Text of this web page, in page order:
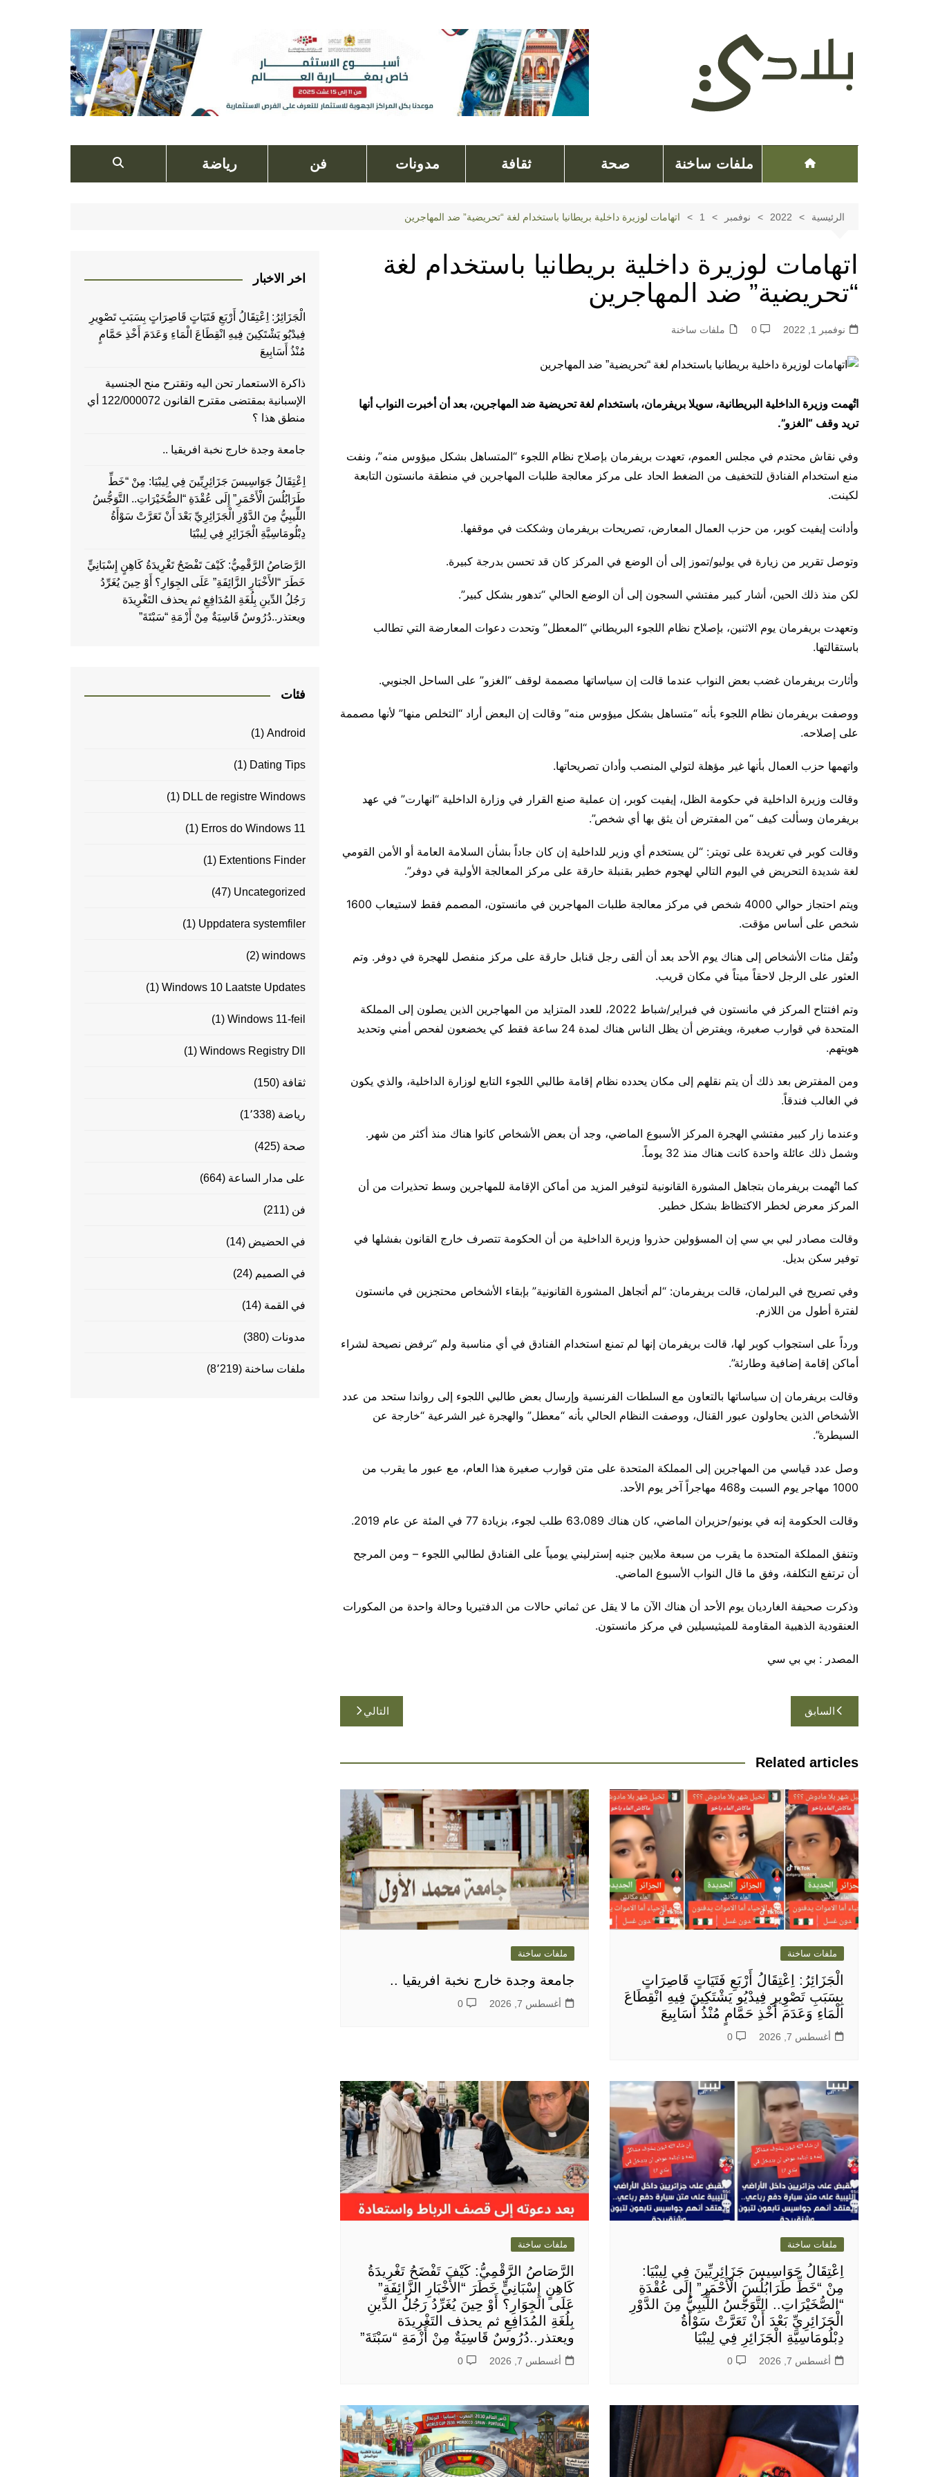
ملفات ساخنة صحة ثقافة مدونات فن رياضة
الرئيسية 2022 نوفمبر 1 اتهامات لوزيرة داخلية بريطانيا باستخدام لغة “تحريضية” ضد المهاجرين
اتهامات لوزيرة داخلية بريطانيا باستخدام لغة
“تحريضية” ضد المهاجرين
نوفمبر 1, 2022 0 ملفات ساخنة
اتُهمت وزيرة الداخلية البريطانية، سويلا بريفرمان، باستخدام لغة تحريضية ضد المهاجرين، بعد أن أخبرت النواب أنها
تريد وقف “الغزو”.
وفي نقاش محتدم في مجلس العموم، تعهدت بريفرمان بإصلاح نظام اللجوء “المتساهل بشكل ميؤوس منه”، ونفت
منع استخدام الفنادق للتخفيف من الضغط الحاد على مركز معالجة طلبات المهاجرين في منطقة مانستون التابعة
لكينت.
وأدانت إيفيت كوبر، من حزب العمال المعارض، تصريحات بريفرمان وشككت في موقفها.
وتوصل تقرير من زيارة في يوليو/تموز إلى أن الوضع في المركز كان قد تحسن بدرجة كبيرة.
لكن منذ ذلك الحين، أشار كبير مفتشي السجون إلى أن الوضع الحالي “تدهور بشكل كبير”.
وتعهدت بريفرمان يوم الاثنين، بإصلاح نظام اللجوء البريطاني “المعطل” وتحدت دعوات المعارضة التي تطالب
باستقالتها.
وأثارت بريفرمان غضب بعض النواب عندما قالت إن سياساتها مصممة لوقف “الغزو” على الساحل الجنوبي.
ووصفت بريفرمان نظام اللجوء بأنه “متساهل بشكل ميؤوس منه” وقالت إن البعض أراد “التخلص منها” لأنها مصممة
على إصلاحه.
واتهمها حزب العمال بأنها غير مؤهلة لتولي المنصب وأدان تصريحاتها.
وقالت وزيرة الداخلية في حكومة الظل، إيفيت كوبر، إن عملية صنع القرار في وزارة الداخلية “انهارت” في عهد
بريفرمان وسألت كيف “من المفترض أن يثق بها أي شخص”.
وقالت كوبر في تغريدة على تويتر: “لن يستخدم أي وزير للداخلية إن كان جاداً بشأن السلامة العامة أو الأمن القومي
لغة شديدة التحريض في اليوم التالي لهجوم خطير بقنبلة حارقة على مركز المعالجة الأولية في دوفر”.
ويتم احتجاز حوالي 4000 شخص في مركز معالجة طلبات المهاجرين في مانستون، المصمم فقط لاستيعاب 1600
شخص على أساس مؤقت.
ونُقل مئات الأشخاص إلى هناك يوم الأحد بعد أن ألقى رجل قنابل حارقة على مركز منفصل للهجرة في دوفر. وتم
العثور على الرجل لاحقاً ميتاً في مكان قريب.
وتم افتتاح المركز في مانستون في فبراير/شباط 2022، للعدد المتزايد من المهاجرين الذين يصلون إلى المملكة
المتحدة في قوارب صغيرة، ويفترض أن يظل الناس هناك لمدة 24 ساعة فقط كي يخضعون لفحص أمني وتحديد
هويتهم.
ومن المفترض بعد ذلك أن يتم نقلهم إلى مكان يحدده نظام إقامة طالبي اللجوء التابع لوزارة الداخلية، والذي يكون
في الغالب فندقاً.
وعندما زار كبير مفتشي الهجرة المركز الأسبوع الماضي، وجد أن بعض الأشخاص كانوا هناك منذ أكثر من شهر.
وشمل ذلك عائلة واحدة كانت هناك منذ 32 يوماً.
كما اتُهمت بريفرمان بتجاهل المشورة القانونية لتوفير المزيد من أماكن الإقامة للمهاجرين وسط تحذيرات من أن
المركز معرض لخطر الاكتظاظ بشكل خطير.
وقالت مصادر لبي بي سي إن المسؤولين حذروا وزيرة الداخلية من أن الحكومة تتصرف خارج القانون بفشلها في
توفير سكن بديل.
وفي تصريح في البرلمان، قالت بريفرمان: “لم أتجاهل المشورة القانونية” بإبقاء الأشخاص محتجزين في مانستون
لفترة أطول من اللازم.
ورداً على استجواب كوبر لها، قالت بريفرمان إنها لم تمنع استخدام الفنادق في أي مناسبة ولم “ترفض نصيحة لشراء
أماكن إقامة إضافية وطارئة”.
وقالت بريفرمان إن سياساتها بالتعاون مع السلطات الفرنسية وإرسال بعض طالبي اللجوء إلى رواندا ستحد من عدد
الأشخاص الذين يحاولون عبور القنال، ووصفت النظام الحالي بأنه “معطل” والهجرة غير الشرعية “خارجة عن
السيطرة”.
وصل عدد قياسي من المهاجرين إلى المملكة المتحدة على متن قوارب صغيرة هذا العام، مع عبور ما يقرب من
1000 مهاجر يوم السبت و468 مهاجراً آخر يوم الأحد.
وقالت الحكومة إنه في يونيو/حزيران الماضي، كان هناك 63،089 طلب لجوء، بزيادة 77 في المئة عن عام 2019.
وتنفق المملكة المتحدة ما يقرب من سبعة ملايين جنيه إسترليني يومياً على الفنادق لطالبي اللجوء – ومن المرجح
أن ترتفع التكلفة، وفق ما قال النواب الأسبوع الماضي.
وذكرت صحيفة الغارديان يوم الأحد أن هناك الآن ما لا يقل عن ثماني حالات من الدفتيريا وحالة واحدة من المكورات
العنقودية الذهبية المقاومة للميثيسيلين في مركز مانستون.
المصدر : بي بي سي
تصفّح
المقالات
السابق التالي
Related articles
ملفات ساخنة
الْجَزَائِرُ: اِعْتِقَالُ أَرْبَعِ فَتَيَاتٍ قَاصِرَاتٍ
بِسَبَبِ تَصْوِيرِ فِيدْيُو يَشْتَكِينَ فِيهِ انْقِطَاعَ
الْمَاءِ وَعَدَمَ أَخْذِ حَمَّامٍ مُنْذُ أَسَابِيعَ
أغسطس 7, 2026 0
ملفات ساخنة
جامعة وجدة خارج نخبة افريقيا ..
أغسطس 7, 2026 0
ملفات ساخنة
اِعْتِقَالُ جَوَاسِيسَ جَزَائِرِيِّينَ فِي لِيبْيَا:
مِنْ “خَطِّ طَرَابُلُسَ الْأَحْمَرِ” إِلَى عُقْدَةِ
“الصُّخَيْرَاتِ.. التَّوَجُّسُ اللِّيبِيُّ مِنَ الدَّوْرِ
الْجَزَائِرِيِّ بَعْدَ أَنْ تَعَرَّتْ سَوْأَةُ
دِبْلُومَاسِيَّةِ الْجَزَائِرِ فِي لِيبْيَا
أغسطس 7, 2026 0
ملفات ساخنة
الرَّصَاصُ الرَّقْمِيُّ: كَيْفَ تَفْضَحُ تَغْرِيدَةُ
كَاهِنٍ إِسْبَانِيٍّ خَطَرَ “الأَخْبَارِ الزَّائِفَةِ”
عَلَى الجِوَارِ؟ أَوْ حِينَ يُغَرِّدُ رَجُلُ الدِّينِ
بِلُغَةِ المُدَافِعِ ثم يحذف التَغْرِيدَة
ويعتذر..دُرُوسٌ قَاسِيَةٌ مِنْ أَزْمَةِ “سَبْتَةَ”
أغسطس 7, 2026 0
اخر الاخبار
الْجَزَائِرُ: اِعْتِقَالُ أَرْبَعِ فَتَيَاتٍ قَاصِرَاتٍ بِسَبَبِ تَصْوِيرِ
فِيدْيُو يَشْتَكِينَ فِيهِ انْقِطَاعَ الْمَاءِ وَعَدَمَ أَخْذِ حَمَّامٍ
مُنْذُ أَسَابِيعَ
ذاكرة الاستعمار تحن اليه وتقترح منح الجنسية
الإسبانية بمقتضى مقترح القانون 122/000072 أي
منطق هذا ؟
جامعة وجدة خارج نخبة افريقيا ..
اِعْتِقَالُ جَوَاسِيسَ جَزَائِرِيِّينَ فِي لِيبْيَا: مِنْ “خَطِّ
طَرَابُلُسَ الْأَحْمَرِ” إِلَى عُقْدَةِ “الصُّخَيْرَاتِ.. التَّوَجُّسُ
اللِّيبِيُّ مِنَ الدَّوْرِ الْجَزَائِرِيِّ بَعْدَ أَنْ تَعَرَّتْ سَوْأَةُ
دِبْلُومَاسِيَّةِ الْجَزَائِرِ فِي لِيبْيَا
الرَّصَاصُ الرَّقْمِيُّ: كَيْفَ تَفْضَحُ تَغْرِيدَةُ كَاهِنٍ إِسْبَانِيٍّ
خَطَرَ “الأَخْبَارِ الزَّائِفَةِ” عَلَى الجِوَارِ؟ أَوْ حِينَ يُغَرِّدُ
رَجُلُ الدِّينِ بِلُغَةِ المُدَافِعِ ثم يحذف التَغْرِيدَة
ويعتذر..دُرُوسٌ قَاسِيَةٌ مِنْ أَزْمَةِ “سَبْتَةَ”
فئات
Android
(1)
Dating Tips
(1)
DLL de registre Windows
(1)
Erros do Windows 11
(1)
Extentions Finder
(1)
Uncategorized
(47)
Uppdatera systemfiler
(1)
windows
(2)
Windows 10 Laatste Updates
(1)
Windows 11-feil
(1)
Windows Registry Dll
(1)
ثقافة (150)
رياضة (1٬338)
صحة (425)
على مدار الساعة (664)
فن (211)
في الحضيض (14)
في الصميم (24)
في القمة (14)
مدونات (380)
ملفات ساخنة (8٬219)